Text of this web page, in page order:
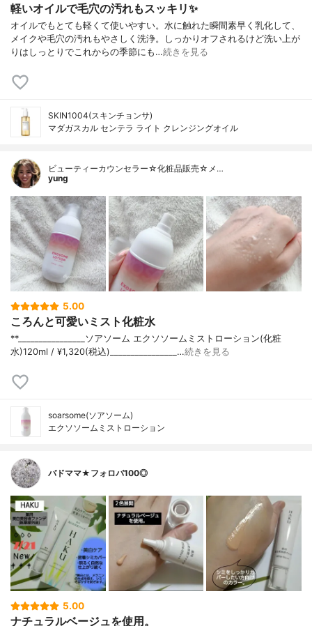
軽いオイルで毛穴の汚れもスッキリ✨
オイルでもとても軽くて使いやすい。水に触れた瞬間素早く乳化して、
メイクや毛穴の汚れもやさしく洗浄。しっかりオフされるけど洗い上が
りはしっとりでこれからの季節にも…続きを見る
SKIN1004(スキンチョンサ)
マダガスカル センテラ ライト クレンジングオイル
ビューティーカウンセラー☆化粧品販売☆メ…
yung
5.00
ころんと可愛いミスト化粧水
**⁡________________⁡ソアソーム ⁡エクソソームミストローション(化粧
水)120ml / ¥1,320(税込)________________…続きを見る
soarsome(ソアソーム)
エクソソームミストローション
バドママ★フォロバ100◎
5.00
ナチュラルベージュを使用。